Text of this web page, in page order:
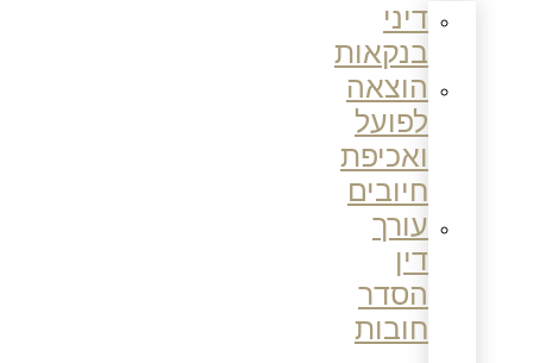
דיני
בנקאות
הוצאה
לפועל
ואכיפת
חיובים
עורך
דין
הסדר
חובות